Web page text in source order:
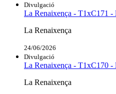
Divulgació
La Renaixença - T1xC171 -
La Renaixença
24/06/2026
Divulgació
La Renaixença - T1xC170 -
La Renaixença